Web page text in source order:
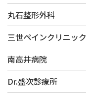
丸石整形外科
三世ペインクリニック
南高井病院
Dr.盛次診療所